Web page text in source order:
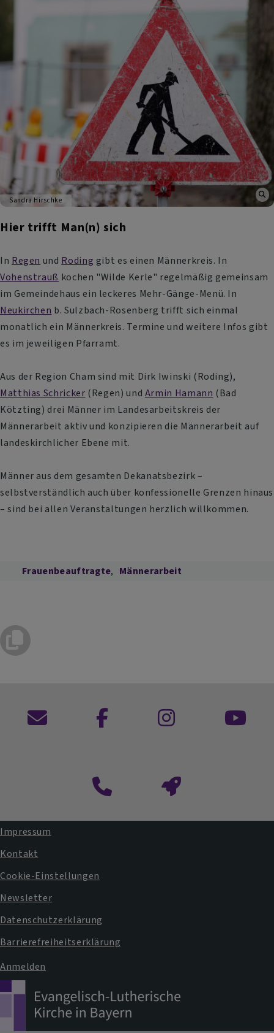
Sandra Hirschke
Hier trifft Man(n) sich
In Regen und Roding gibt es einen Männerkreis. In
Vohenstrauß kochen "Wilde Kerle" regelmäßig gemeinsam
im Gemeindehaus ein leckeres Mehr-Gänge-Menü. In
Neukirchen b. Sulzbach-Rosenberg trifft sich einmal
monatlich ein Männerkreis. Termine und weitere Infos gibt
es im jeweiligen Pfarramt.
Aus der Region Cham sind mit Dirk Iwinski (Roding),
Matthias Schricker (Regen) und Armin Hamann (Bad
Kötzting) drei Männer im Landesarbeitskreis der
Männerarbeit aktiv und konzipieren die Männerarbeit auf
landeskirchlicher Ebene mit.
Männer aus dem gesamten Dekanatsbezirk –
selbstverständlich auch über konfessionelle Grenzen hinaus
– sind bei allen Veranstaltungen herzlich willkommen.
Frauenbeauftragte Männerarbeit
Kontaktformular
Fußbereichsmenü
Impressum
Kontakt
Cookie-Einstellungen
Newsletter
Datenschutzerklärung
Barrierefreiheitserklärung
Benutzermenü
Anmelden